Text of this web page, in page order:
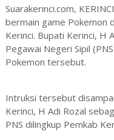
Suarakerinci.com,
bermain game Pokemon
Kerinci. Bupati Kerinci, H
Pegawai Negeri Sipil
Pokemon tersebut.
Intruksi tersebut
Kerinci, H Adi Rozal
PNS dilingkup Pemkab